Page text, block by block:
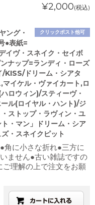
¥2,000(税込)
クリックポスト他可
ング・
●表紙=
イヴ・スネイク・セイボ
ナップ=ランディ・ローズ
/KISS/ドリーム・シアタ
イケル・ヴァイカート,ロ
ロウィン)/スティーヴ・
ル(ロイヤル・ハント)/ジ
ストップ・ラヴィン・ユ
・マン」ドリーム・シア
・スネイクピット
角に小さな折れ●三方に
ません●古い雑誌ですの
理解の上で注文をお願